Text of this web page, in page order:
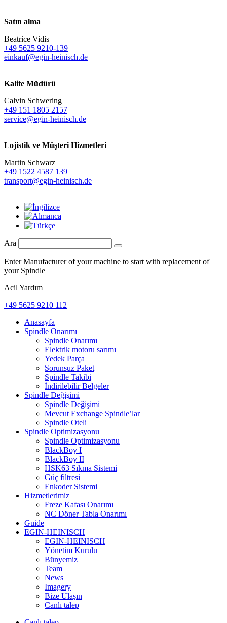
Satın alma
Beatrice Vidis
+49 5625 9210-139
einkauf@egin-heinisch.de
Kalite Müdürü
Calvin Schwering
+49 151 1805 2157
service@egin-heinisch.de
Lojistik ve Müşteri Hizmetleri
Martin Schwarz
+49 1522 4587 139
transport@egin-heinisch.de
Ara
Enter Manufacturer of your machine to start with replacement of
your Spindle
Acil Yardım
+49 5625 9210 112
Anasayfa
Spindle Onarımı
Spindle Onarımı
Elektrik motoru sarımı
Yedek Parça
Sorunsuz Paket
Spindle Takibi
İndirilebilir Belgeler
Spindle Değişimi
Spindle Değişimi
Mevcut Exchange Spindle’lar
Spindle Oteli
Spindle Optimizasyonu
Spindle Optimizasyonu
BlackBoy I
BlackBoy II
HSK63 Sıkma Sistemi
Güç filtresi
Enkoder Sistemi
Hizmetlerimiz
Freze Kafası Onarımı
NC Döner Tabla Onarımı
Guide
EGIN-HEINISCH
EGIN-HEINISCH
Yönetim Kurulu
Bünyemiz
Team
News
Imagery
Bize Ulaşın
Canlı talep